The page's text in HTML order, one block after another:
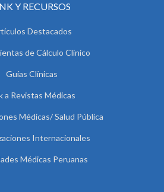
Y RECURSOS
Destacados
de Cálculo Clínico
Guías Clínicas
a Revistas Médicas
Médicas/ Salud Pública
Internacionales
Médicas Peruanas